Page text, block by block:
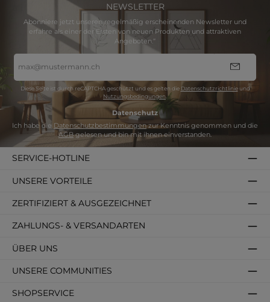
NEWSLETTER
Abonniere jetzt unseren regelmäßig erscheinenden Newsletter und
erfahre als einer der Ersten von neuen Produkten und attraktiven
Angeboten.“
Mail-
Adresse
Diese Seite ist durch reCAPTCHA geschützt und es gelten die Datenschutzrichtlinieund
Nutzungsbedingungen.
Datenschutz
Ich habe die Datenschutzbestimmungenzur Kenntnis genommen und die
AGBgelesen und bin mit ihnen einverstanden.
SERVICE-HOTLINE
SHOPSERVICE
ZAHLUNGS- & VERSANDARTEN
ÜBER UNS
ZERTIFIZIERT & AUSGEZEICHNET
UNSERE VORTEILE
UNSERE COMMUNITIES